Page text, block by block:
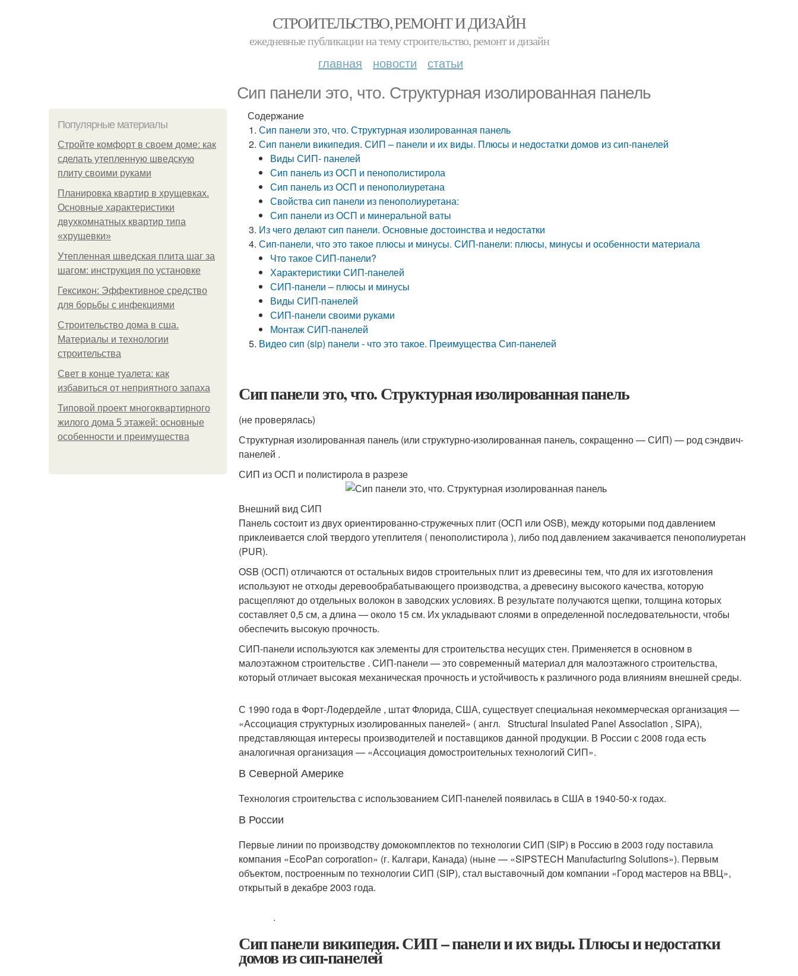
СТРОИТЕЛЬСТВО, РЕМОНТ И ДИЗАЙН
ежедневные публикации на тему строительство, ремонт и дизайн
главная новости статьи
Сип панели это, что. Структурная изолированная панель
Популярные материалы
Стройте комфорт в своем доме: как
сделать утепленную шведскую
плиту своими руками
Планировка квартир в хрущевках.
Основные характеристики
двухкомнатных квартир типа
«хрущевки»
Утепленная шведская плита шаг за
шагом: инструкция по установке
Гексикон: Эффективное средство
для борьбы с инфекциями
Строительство дома в сша.
Материалы и технологии
строительства
Свет в конце туалета: как
избавиться от неприятного запаха
Типовой проект многоквартирного
жилого дома 5 этажей: основные
особенности и преимущества
Содержание
Сип панели это, что. Структурная изолированная панель
Сип панели википедия. СИП – панели и их виды. Плюсы и недостатки домов из сип-панелей
Виды СИП- панелей
Сип панель из ОСП и пенополистирола
Сип панель из ОСП и пенополиуретана
Свойства сип панели из пенополиуретана:
Сип панели из ОСП и минеральной ваты
Из чего делают сип панели. Основные достоинства и недостатки
Сип-панели, что это такое плюсы и минусы. СИП-панели: плюсы, минусы и особенности материала
Что такое СИП-панели?
Характеристики СИП-панелей
СИП-панели – плюсы и минусы
Виды СИП-панелей
СИП-панели своими руками
Монтаж СИП-панелей
Видео сип (sip) панели - что это такое. Преимущества Сип-панелей
Сип панели это, что. Структурная изолированная панель
(не проверялась)
Структурная изолированная панель (или структурно-изолированная панель, сокращенно — СИП) — род сэндвич-
панелей .
СИП из ОСП и полистирола в разрезе
Внешний вид СИП
Панель состоит из двух ориентированно-стружечных плит (ОСП или OSB), между которыми под давлением
приклеивается слой твердого утеплителя ( пенополистирола ), либо под давлением закачивается пенополиуретан
(PUR).
OSB (ОСП) отличаются от остальных видов строительных плит из древесины тем, что для их изготовления
используют не отходы деревообрабатывающего производства, а древесину высокого качества, которую
расщепляют до отдельных волокон в заводских условиях. В результате получаются щепки, толщина которых
составляет 0,5 см, а длина — около 15 см. Их укладывают слоями в определенной последовательности, чтобы
обеспечить высокую прочность.
СИП-панели используются как элементы для строительства несущих стен. Применяется в основном в
малоэтажном строительстве . СИП-панели — это современный материал для малоэтажного строительства,
который отличает высокая механическая прочность и устойчивость к различного рода влияниям внешней среды.
С 1990 года в Форт-Лодердейле , штат Флорида, США, существует специальная некоммерческая организация —
«Ассоциация структурных изолированных панелей» ( англ. Structural Insulated Panel Association , SIPA),
представляющая интересы производителей и поставщиков данной продукции. В России с 2008 года есть
аналогичная организация — «Ассоциация домостроительных технологий СИП».
В Северной Америке
Технология строительства с использованием СИП-панелей появилась в США в 1940-50-х годах.
В России
Первые линии по производству домокомплектов по технологии СИП (SIP) в Россию в 2003 году поставила
компания «EcoPan corporation» (г. Калгари, Канада) (ныне — «SIPSTECH Manufacturing Solutions»). Первым
объектом, построенным по технологии СИП (SIP), стал выставочный дом компании «Город мастеров на ВВЦ»,
открытый в декабре 2003 года.
.
Сип панели википедия. СИП – панели и их виды. Плюсы и недостатки
домов из сип-панелей